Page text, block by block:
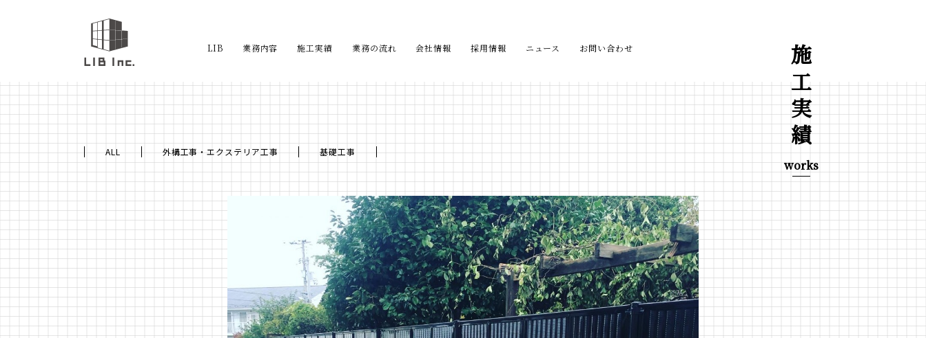
LIB 業務内容
外溝工事
基礎工事
施工実績 業務の流れ 会社情報 採用情報 ニュース お問い合わせ 施工実績
works
ALL 外構工事・エクステリア工事 基礎工事